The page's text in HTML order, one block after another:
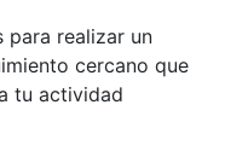
para realizar un
cercano que
tu actividad